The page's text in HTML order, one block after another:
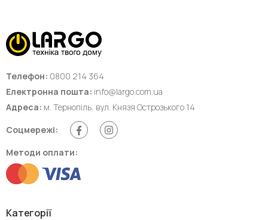
Телефон: 0800 214 364
Електронна пошта: info@largo.com.ua
Адреса: м. Тернопіль, вул. Князя Острозького 14
Соцмережі:
Методи оплати:
Категорії